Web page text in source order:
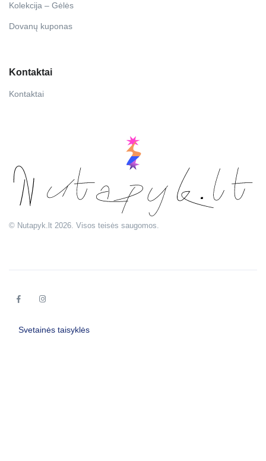
Kolekcija – Gėlės
Dovanų kuponas
Kontaktai
Kontaktai
© Nutapyk.lt 2026. Visos teisės saugomos.
Svetainės taisyklės